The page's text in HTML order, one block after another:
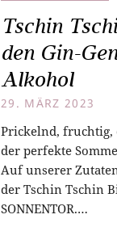
Tschin
den Gin-
Alkohol
29. MÄRZ 2023
Prickelnd, fruchtig,
der perfekte
Auf unserer
der Tschin Tschin
SONNENTOR.…